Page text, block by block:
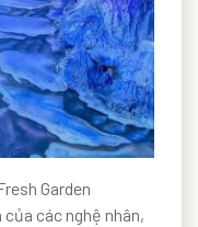
Garden
các nghệ nhân,